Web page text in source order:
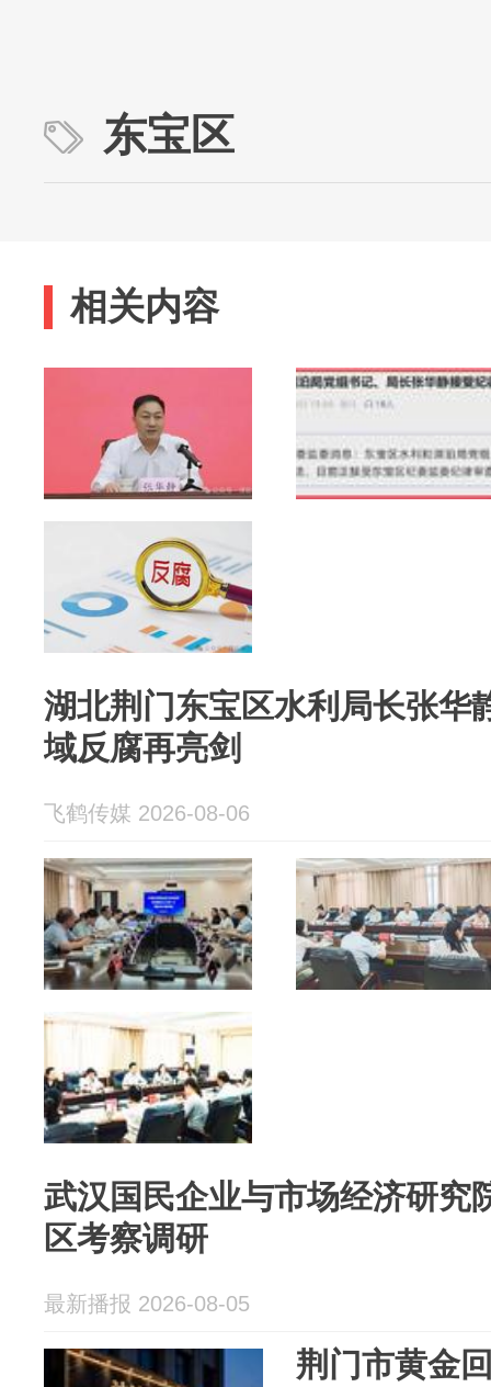
东宝区
相关内容
湖北荆门东宝区水利局长张华
域反腐再亮剑
飞鹤传媒 2026-08-06
武汉国民企业与市场经济研究
区考察调研
最新播报 2026-08-05
荆门市黄金